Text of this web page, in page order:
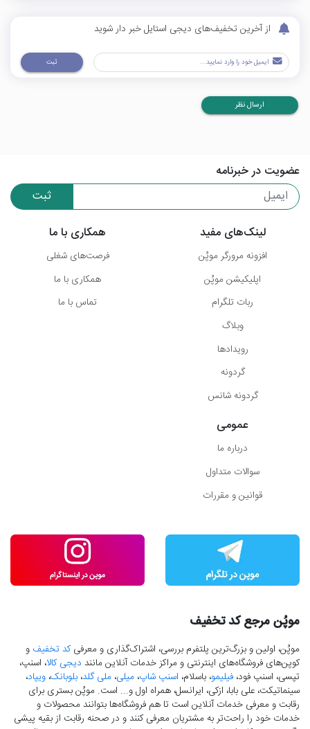
از آخرین تخفیف‌های دیجی استایل خبر دار شوید
ثبت
ارسال نظر
عضویت در خبرنامه
ثبت
لینک‌های مفید
افزونه مرورگر موپُن
اپلیکیشن موپُن
ربات تلگرام
وبلاگ
رویدادها
گردونه
گردونه شانس
همکاری با ما
فرصت‌های شغلی
همکاری با ما
تماس با ما
عمومی
درباره ما
سوالات متداول
قوانین و مقررات
موپُن مرجع کد تخفیف
موپُن، اولین و بزرگ‌ترین پلتفرم بررسی، اشتراک‌گذاری و معرفیکد تخفیف و
کوپن‌های فروشگاه‌های اینترنتی و مراکز خدمات آنلاین مانند دیجی کالا، اسنپ،
تپسی، اسنپ فود، فیلیمو، باسلام، اسنپ شاپ، میلی، ملی گلد، بلوبانک، ویپاد،
سینماتیکت، علی بابا، ازکی، ایرانسل، همراه اول و... است. موپُن بستری برای
رقابت و معرفی خدمات آنلاین است تا هم فروشگاه‌ها بتوانند محصولات و
خدمات خود را راحت‌تر به مشتریان معرفی کنند و در صحنه رقابت از بقیه پیشی